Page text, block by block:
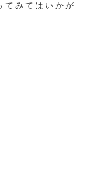
てみてはいかが